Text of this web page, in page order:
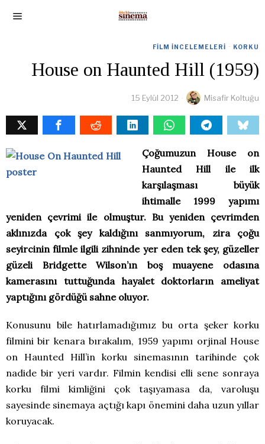
FILM İNCELEMELERI · KORKU
House on Haunted Hill (1959)
15 Eylül 2012 Misafir Koltuğu
Çoğumuzun House on
Haunted Hill ile ilk
karşılaşması büyük
ihtimalle 1999 yapımı
yeniden çevrimi ile olmuştur. Bu yeniden çevrimden
aklınızda çok şey kaldığını sanmıyorum, zira çoğu
seyircinin filmle ilgili zihninde yer eden tek şey, güzeller
güzeli Bridgette Wilson’ın boş muayene odasına
kamerasını tuttuğunda hayalet doktorların ameliyat
yaptığını gördüğü sahne oluyor.
Konusunu bile hatırlamadığımız bu orta şeker korku
filmini bir kenara bırakalım, 1959 yapımı orjinal House
on Haunted Hill’in korku sinemasının tarihinde çok
nadide bir yeri vardır. Filmin kendisi elli sene sonraya
korku filmi kimliğini çok taşıyamasa da, varoluşu
sayesinde sinemaya açtığı kapı önemini daha uzun yıllar
koruyacak.